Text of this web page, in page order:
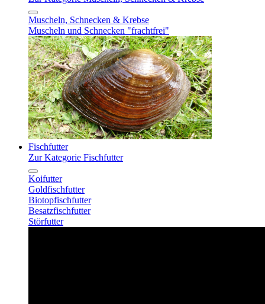
Muscheln, Schnecken & Krebse
Muscheln und Schnecken "frachtfrei"
Fischfutter
Zur Kategorie Fischfutter
Koifutter
Goldfischfutter
Biotopfischfutter
Besatzfischfutter
Störfutter